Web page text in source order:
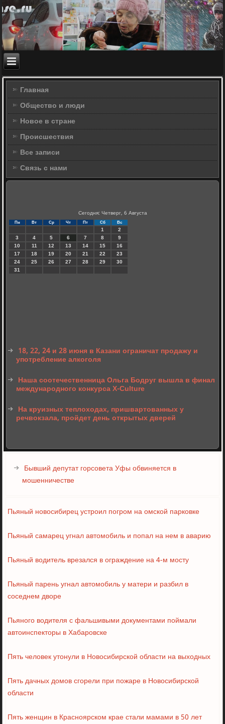
Главная
Общество и люди
Новое в стране
Происшествия
Все записи
Связь с нами
Сегодня: Четверг, 6 Августа
Пн Вт Ср Чт Пт Сб Вс
1
2
3
4 5 6 7 8
9
10
11 12 13 14 15
16
17
18 19 20 21 22
23
24
25 26 27 28 29
30
31
18, 22, 24 и 28 июня в Казани ограничат продажу и
употребление алкоголя
Наша соотечественница Ольга Бодруг вышла в финал
международного конкурса X-Culture
На круизных теплоходах, пришвартованных у
речвокзала, пройдет день открытых дверей
Бывший депутат горсовета Уфы обвиняется в
мошенничестве
Пьяный новосибирец устроил погром на омской парковке
Пьяный самарец угнал автомобиль и попал на нем в аварию
Пьяный водитель врезался в ограждение на 4-м мосту
Пьяный парень угнал автомобиль у матери и разбил в
соседнем дворе
Пьяного водителя с фальшивыми документами поймали
автоинспекторы в Хабаровске
Пять человек утонули в Новосибирской области на выходных
Пять дачных домов сгорели при пожаре в Новосибирской
области
Пять женщин в Красноярском крае стали мамами в 50 лет